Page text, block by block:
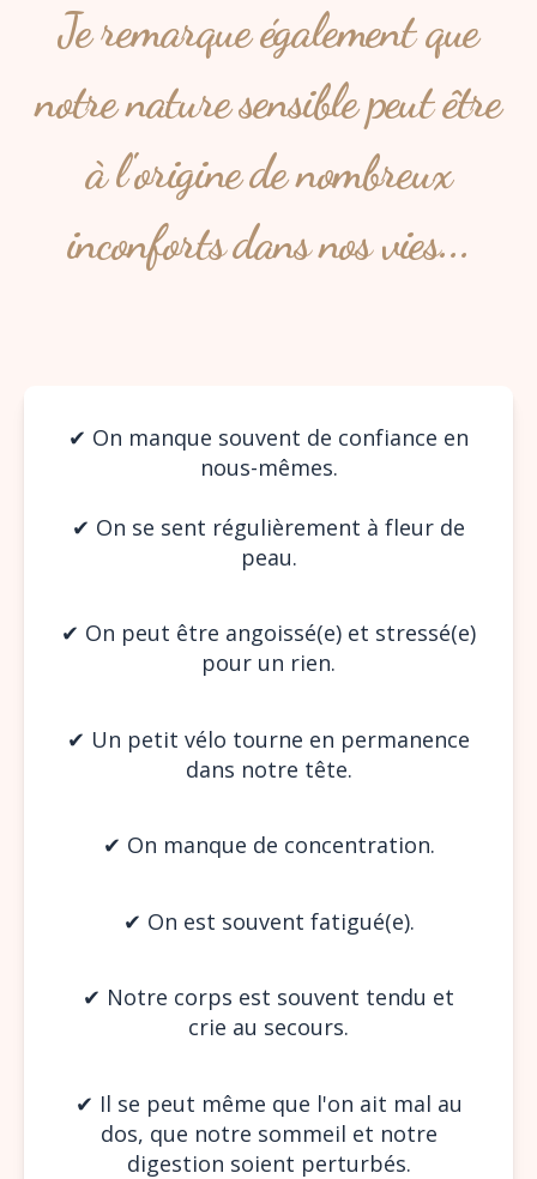
Je remarque également que
notre nature sensible peut être
à l'origine de nombreux
inconforts dans nos vies...
✔︎ On manque souvent de confiance en
nous-mêmes.
✔︎ On se sent régulièrement à fleur de
peau.
✔︎ On peut être angoissé(e) et stressé(e)
pour un rien.
✔︎ Un petit vélo tourne en permanence
dans notre tête.
✔︎ On manque de concentration.
✔︎ On est souvent fatigué(e).
✔︎ Notre corps est souvent tendu et
crie au secours.
✔︎ Il se peut même que l'on ait mal au
dos, que notre sommeil et notre
digestion soient perturbés.